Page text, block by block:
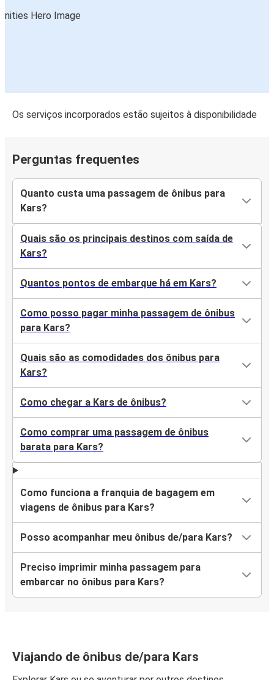
Os serviços incorporados estão sujeitos à disponibilidade
Perguntas frequentes
Quanto custa uma passagem de ônibus para
Kars?
Quais são os principais destinos com saída de
Kars?
Quantos pontos de embarque há em Kars?
Como posso pagar minha passagem de ônibus
para Kars?
Quais são as comodidades dos ônibus para
Kars?
Como chegar a Kars de ônibus?
Como comprar uma passagem de ônibus
barata para Kars?
Como funciona a franquia de bagagem em
viagens de ônibus para Kars?
Posso acompanhar meu ônibus de/para Kars?
Preciso imprimir minha passagem para
embarcar no ônibus para Kars?
Viajando de ônibus de/para Kars